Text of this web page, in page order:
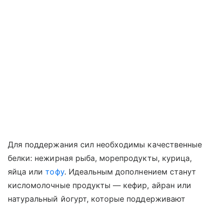
Для поддержания сил необходимы качественные
белки: нежирная рыба, морепродукты, курица,
яйца илитофу. Идеальным дополнением станут
кисломолочные продукты — кефир, айран или
натуральный йогурт, которые поддерживают